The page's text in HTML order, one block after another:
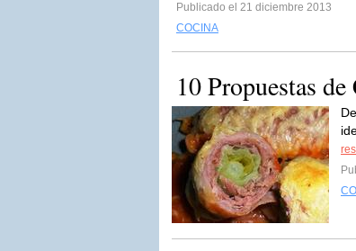
Publicado el 21 diciembre 2013
COCINA
10 Propuestas